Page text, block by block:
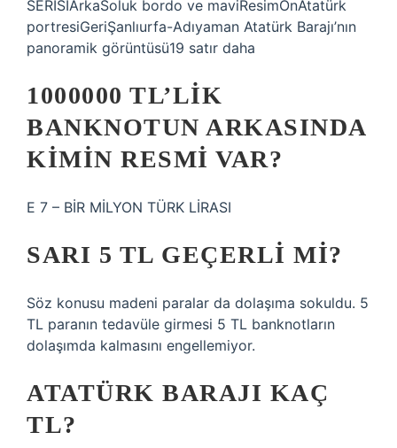
SERİSİArkaSoluk bordo ve maviResimÖnAtatürk
portresiGeriŞanlıurfa-Adıyaman Atatürk Barajı’nın
panoramik görüntüsü19 satır daha
1000000 TL’LIK
BANKNOTUN ARKASINDA
KIMIN RESMI VAR?
E 7 – BİR MİLYON TÜRK LİRASI
SARI 5 TL GEÇERLI MI?
Söz konusu madeni paralar da dolaşıma sokuldu. 5
TL paranın tedavüle girmesi 5 TL banknotların
dolaşımda kalmasını engellemiyor.
ATATÜRK BARAJI KAÇ
TL?